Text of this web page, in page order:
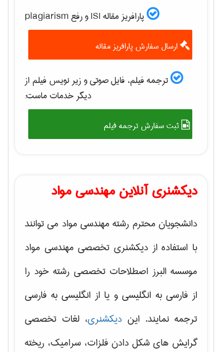
پارافریز مقاله ISI و رفع plagiarism
ارسال سفارش پارافریز مقاله
ترجمه فیلم، فایل صوتی و زیر نویس فیلم از
دیگر خدمات ماست:
ثبت سفارش ترجمه فیلم
دیکشنری آنلاین مهندسی مواد
دانشجویان محترم رشته مهندسی مواد می توانند
با استفاده از دیکشنری تخصصی مهندسی مواد
موسسه البرز اصطلاحات تخصصی رشته خود را
از فارسی به انگلیسی و یا از انگلیسی به فارسی
ترجمه نمایند. این دیکشنری، لغات تخصصی
گرایش های شکل دادن فلزات، سرامیک، ریخته